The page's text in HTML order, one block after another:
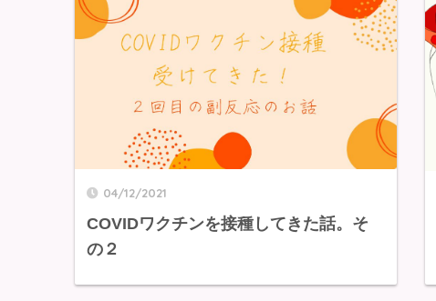
04/12/2021
COVIDワクチンを接種してきた話。そ
の２